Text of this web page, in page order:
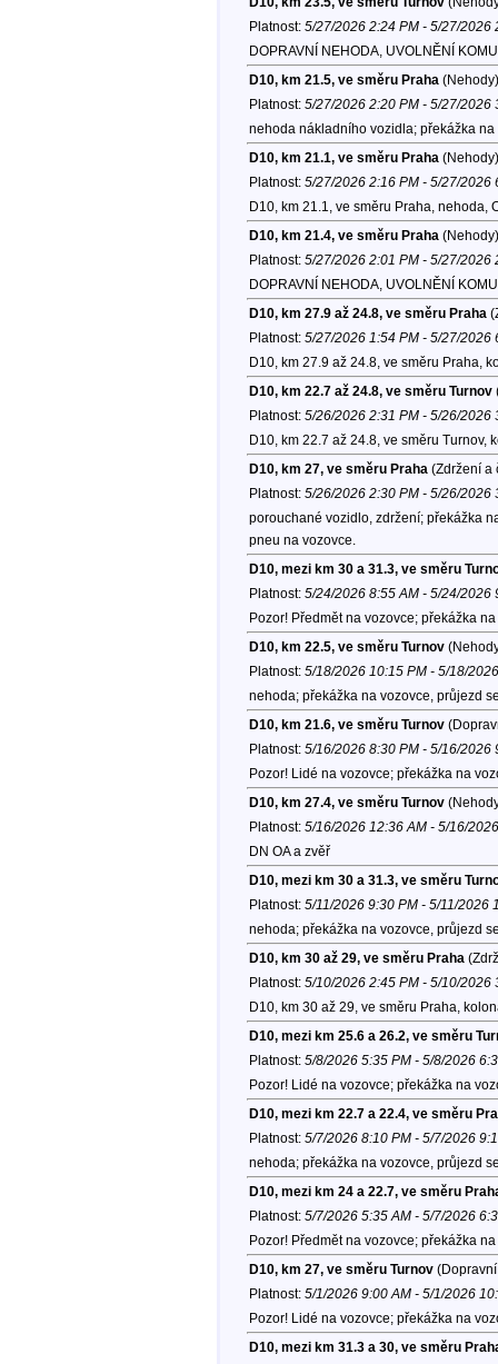
Platnost: 5/27/2026 2:24 PM - 5/27/2026
DOPRAVNÍ NEHODA, UVOLNĚNÍ
D10, km 21.5, ve směru Praha (Nehody)
Platnost: 5/27/2026 2:20 PM - 5/27/2026
nehoda nákladního vozidla; překážka
D10, km 21.1, ve směru Praha (Nehody)
Platnost: 5/27/2026 2:16 PM - 5/27/2026
D10, km 21.1, ve směru Praha, nehoda,
D10, km 21.4, ve směru Praha (Nehody)
Platnost: 5/27/2026 2:01 PM - 5/27/2026
DOPRAVNÍ NEHODA, UVOLNĚNÍ
D10, km 27.9 až 24.8, ve směru Praha
Platnost: 5/27/2026 1:54 PM - 5/27/2026
D10, km 27.9 až 24.8, ve směru Praha,
D10, km 22.7 až 24.8, ve směru Turnov
Platnost: 5/26/2026 2:31 PM - 5/26/2026
D10, km 22.7 až 24.8, ve směru Turnov,
D10, km 27, ve směru Praha (Zdržení a
Platnost: 5/26/2026 2:30 PM - 5/26/2026
porouchané vozidlo, zdržení; překážka
pneu na vozovce.
D10, mezi km 30 a 31.3, ve směru
Platnost: 5/24/2026 8:55 AM - 5/24/2026
Pozor! Předmět na vozovce; překážka
D10, km 22.5, ve směru Turnov
Platnost: 5/18/2026 10:15 PM - 5/18/
nehoda; překážka na vozovce, průjezd
D10, km 21.6, ve směru Turnov
Platnost: 5/16/2026 8:30 PM - 5/16/2026
Pozor! Lidé na vozovce; překážka na
D10, km 27.4, ve směru Turnov
Platnost: 5/16/2026 12:36 AM - 5/16/
DN OA a zvěř
D10, mezi km 30 a 31.3, ve směru
Platnost: 5/11/2026 9:30 PM - 5/11/2026
nehoda; překážka na vozovce, průjezd
D10, km 30 až 29, ve směru Praha
Platnost: 5/10/2026 2:45 PM - 5/10/2026
D10, km 30 až 29, ve směru Praha,
D10, mezi km 25.6 a 26.2, ve směru
Platnost: 5/8/2026 5:35 PM - 5/8/2026
Pozor! Lidé na vozovce; překážka na
D10, mezi km 22.7 a 22.4, ve směru
Platnost: 5/7/2026 8:10 PM - 5/7/2026
nehoda; překážka na vozovce, průjezd
D10, mezi km 24 a 22.7, ve směru
Platnost: 5/7/2026 5:35 AM - 5/7/2026
Pozor! Předmět na vozovce; překážka
D10, km 27, ve směru Turnov(Dopravní
Platnost: 5/1/2026 9:00 AM - 5/1/2026
Pozor! Lidé na vozovce; překážka na
D10, mezi km 31.3 a 30, ve směru